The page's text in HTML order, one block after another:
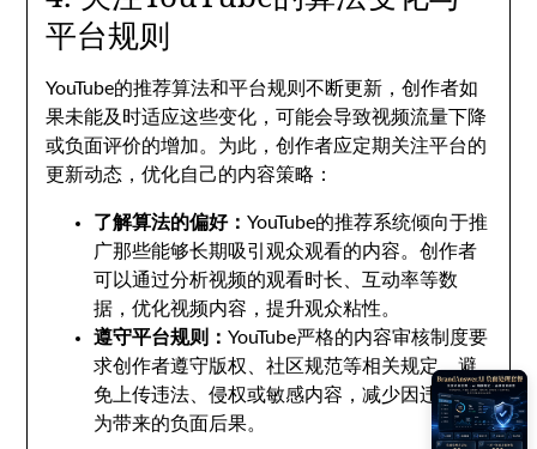
平台规则
YouTube的推荐算法和平台规则不断更新，创作者如
果未能及时适应这些变化，可能会导致视频流量下降
或负面评价的增加。为此，创作者应定期关注平台的
更新动态，优化自己的内容策略：
了解算法的偏好：YouTube的推荐系统倾向于推
广那些能够长期吸引观众观看的内容。创作者
可以通过分析视频的观看时长、互动率等数
据，优化视频内容，提升观众粘性。
遵守平台规则：YouTube严格的内容审核制度要
求创作者遵守版权、社区规范等相关规定。避
免上传违法、侵权或敏感内容，减少因违规行
为带来的负面后果。